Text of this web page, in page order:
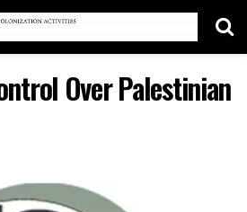
Over Palestinian